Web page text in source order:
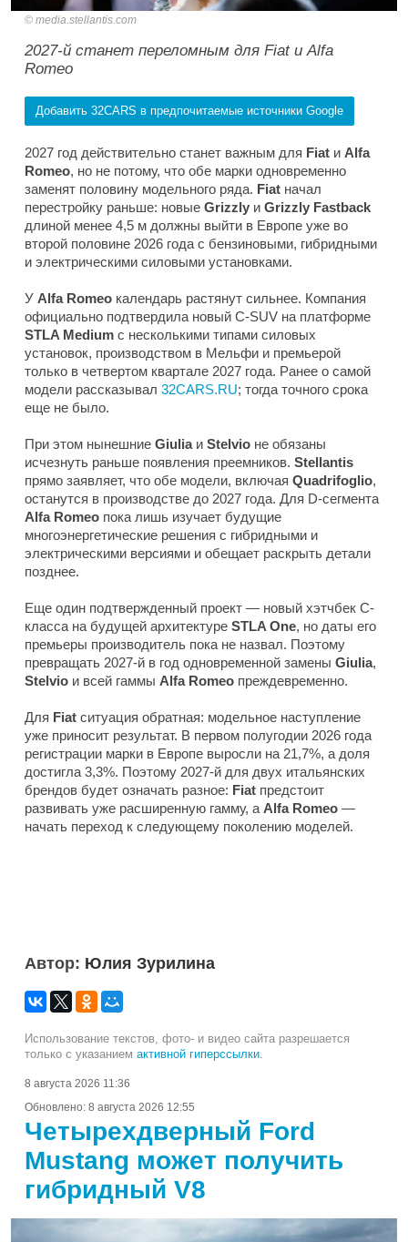
media.stellantis.com
2027-й станет переломным для Fiat и Alfa
Romeo
Добавить 32CARS в предпочитаемые источники Google
2027 год действительно станет важным для Fiat и Alfa
Romeo, но не потому, что обе марки одновременно
заменят половину модельного ряда. Fiat начал
перестройку раньше: новые Grizzly и Grizzly Fastback
длиной менее 4,5 м должны выйти в Европе уже во
второй половине 2026 года с бензиновыми, гибридными
и электрическими силовыми установками.
У Alfa Romeo календарь растянут сильнее. Компания
официально подтвердила новый C-SUV на платформе
STLA Medium с несколькими типами силовых
установок, производством в Мельфи и премьерой
только в четвертом квартале 2027 года. Ранее о самой
модели рассказывал 32CARS.RU; тогда точного срока
еще не было.
При этом нынешние Giuliaи Stelvio не обязаны
исчезнуть раньше появления преемников. Stellantis
прямо заявляет, что обе модели, включая Quadrifoglio,
останутся в производстве до 2027 года. Для D-сегмента
Alfa Romeo пока лишь изучает будущие
многоэнергетические решения с гибридными и
электрическими версиями и обещает раскрыть детали
позднее.
Еще один подтвержденный проект — новый хэтчбек C-
класса на будущей архитектуре STLA One, но даты его
премьеры производитель пока не назвал. Поэтому
превращать 2027-й в год одновременной замены Giulia,
Stelvio и всей гаммы Alfa Romeo преждевременно.
Для Fiat ситуация обратная: модельное наступление
уже приносит результат. В первом полугодии 2026 года
регистрации марки в Европе выросли на 21,7%, а доля
достигла 3,3%. Поэтому 2027-й для двух итальянских
брендов будет означать разное: Fiat предстоит
развивать уже расширенную гамму, а Alfa Romeo —
начать переход к следующему поколению моделей.
Автор: Юлия Зурилина
Использование текстов, фото- и видео сайта разрешается
только с указанием активной гиперссылки
8 августа 2026 11:36
Обновлено: 8 августа 2026 12:55
Четырехдверный Ford
Mustang может получить
гибридный V8